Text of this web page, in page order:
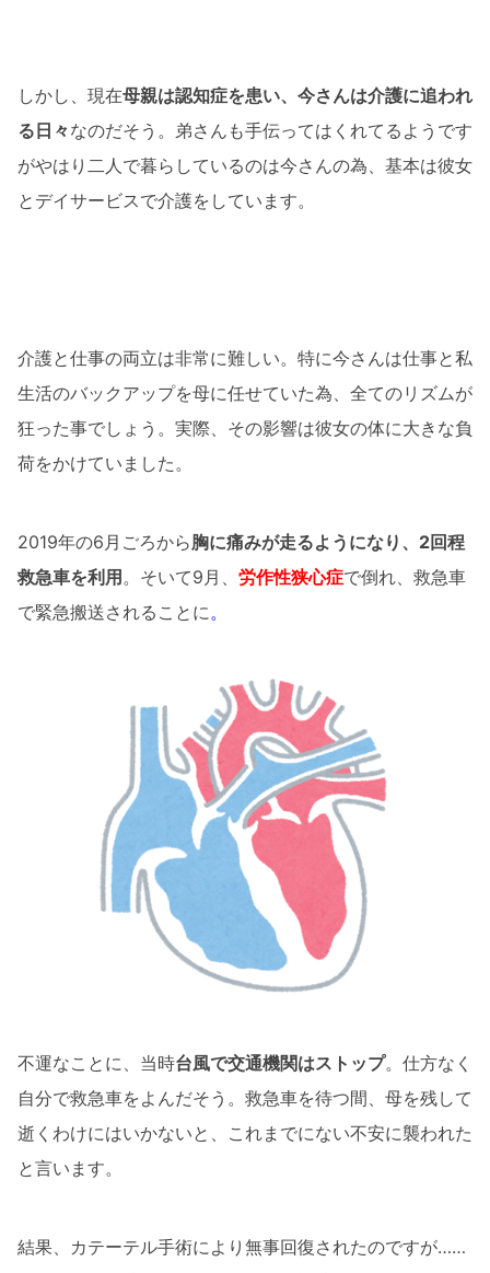
しかし、現在母親は認知症を患い、今さんは介護に追われ
る日々なのだそう。弟さんも手伝ってはくれてるようです
がやはり二人で暮らしているのは今さんの為、基本は彼女
とデイサービスで介護をしています。
介護と仕事の両立は非常に難しい。特に今さんは仕事と私
生活のバックアップを母に任せていた為、全てのリズムが
狂った事でしょう。実際、その影響は彼女の体に大きな負
荷をかけていました。
2019年の6月ごろから胸に痛みが走るようになり、2回程
救急車を利用 。そいて9月、 労作性狭心症で倒れ、救急車
で緊急搬送されることに。
不運なことに、当時台風で交通機関はストップ。仕方なく
自分で救急車をよんだそう。救急車を待つ間、母を残して
逝くわけにはいかないと、これまでにない不安に襲われた
と言います。
結果、カテーテル手術により無事回復されたのですが……